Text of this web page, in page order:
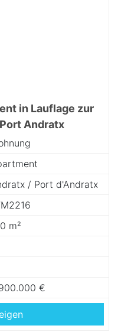
in Lauflage zur
Andratx
/ Port d'Andratx
m²
€